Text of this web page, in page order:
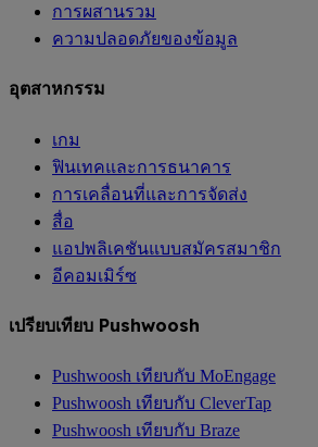
การผสานรวม
ความปลอดภัยของข้อมูล
อุตสาหกรรม
เกม
ฟินเทคและการธนาคาร
การเคลื่อนที่และการจัดส่ง
สื่อ
แอปพลิเคชันแบบสมัครสมาชิก
อีคอมเมิร์ซ
เปรียบเทียบ Pushwoosh
Pushwoosh เทียบกับ MoEngage
Pushwoosh เทียบกับ CleverTap
Pushwoosh เทียบกับ Braze